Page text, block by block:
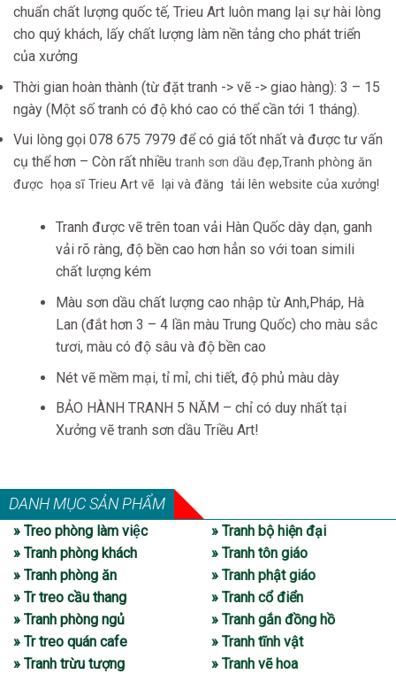
chuẩn chất lượng quốc tế, Trieu Art luôn mang lại sự hài lòng
cho quý khách, lấy chất lượng làm nền tảng cho phát triển
của xưởng
Thời gian hoàn thành (từ đặt tranh -> vẽ -> giao hàng): 3 – 15
ngày (Một số tranh có độ khó cao có thể cần tới 1 tháng).
Vui lòng gọi 078 675 7979 để có giá tốt nhất và được tư vấn
cụ thể hơn – Còn rất nhiều tranh sơn dầu đẹp,Tranh phòng ăn
được họa sĩ Trieu Art vẽ lại và đăng tải lên website của xưởng!
Tranh được vẽ trên toan vải Hàn Quốc dày dạn, ganh
vải rõ ràng, độ bền cao hơn hẳn so với toan simili
chất lượng kém
Màu sơn dầu chất lượng cao nhập từ Anh,Pháp, Hà
Lan (đắt hơn 3 – 4 lần màu Trung Quốc) cho màu sắc
tươi, màu có độ sâu và độ bền cao
Nét vẽ mềm mại, tỉ mỉ, chi tiết, độ phủ màu dày
BẢO HÀNH TRANH 5 NĂM – chỉ có duy nhất tại
Xưởng vẽ tranh sơn dầu Triều Art!
DANH MỤC SẢN PHẨM
» Treo phòng làm việc
» Tranh phòng khách
» Tranh phòng ăn
» Tr treo cầu thang
» Tranh phòng ngủ
» Tr treo quán cafe
» Tranh trừu tượng
» Tranh bộ hiện đại
» Tranh tôn giáo
» Tranh phật giáo
» Tranh cổ điển
» Tranh gắn đồng hồ
» Tranh tĩnh vật
» Tranh vẽ hoa